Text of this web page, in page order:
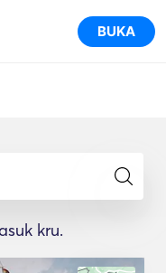
BUKA
kru.